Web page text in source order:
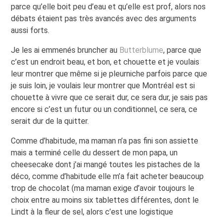
parce qu’elle boit peu d’eau et qu’elle est prof, alors nos
débats étaient pas très avancés avec des arguments
aussi forts.
Je les ai emmenés bruncher au Butterblume, parce que
c’est un endroit beau, et bon, et chouette et je voulais
leur montrer que même si je pleurniche parfois parce que
je suis loin, je voulais leur montrer que Montréal est si
chouette à vivre que ce serait dur, ce sera dur, je sais pas
encore si c’est un futur ou un conditionnel, ce sera, ce
serait dur de la quitter.
Comme d’habitude, ma maman n’a pas fini son assiette
mais a terminé celle du dessert de mon papa, un
cheesecake dont j’ai mangé toutes les pistaches de la
déco, comme d’habitude elle m’a fait acheter beaucoup
trop de chocolat (ma maman exige d’avoir toujours le
choix entre au moins six tablettes différentes, dont le
Lindt à la fleur de sel, alors c’est une logistique